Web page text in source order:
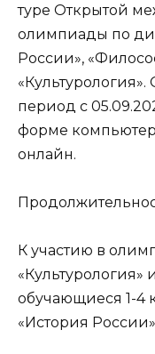
туре Открытой
олимпиады по
России»,
период с
форме
онлайн.
К участию в
обучающиеся 1-4
«История